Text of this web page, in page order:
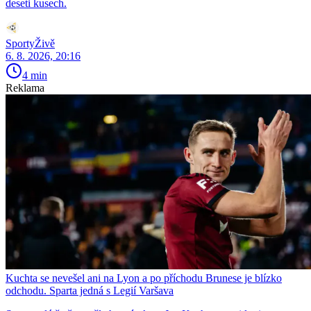
deseti kusech.
SportyŽivě
6. 8. 2026, 20:16
4 min
Reklama
Kuchta se nevešel ani na Lyon a po příchodu Brunese je blízko
odchodu. Sparta jedná s Legií Varšava